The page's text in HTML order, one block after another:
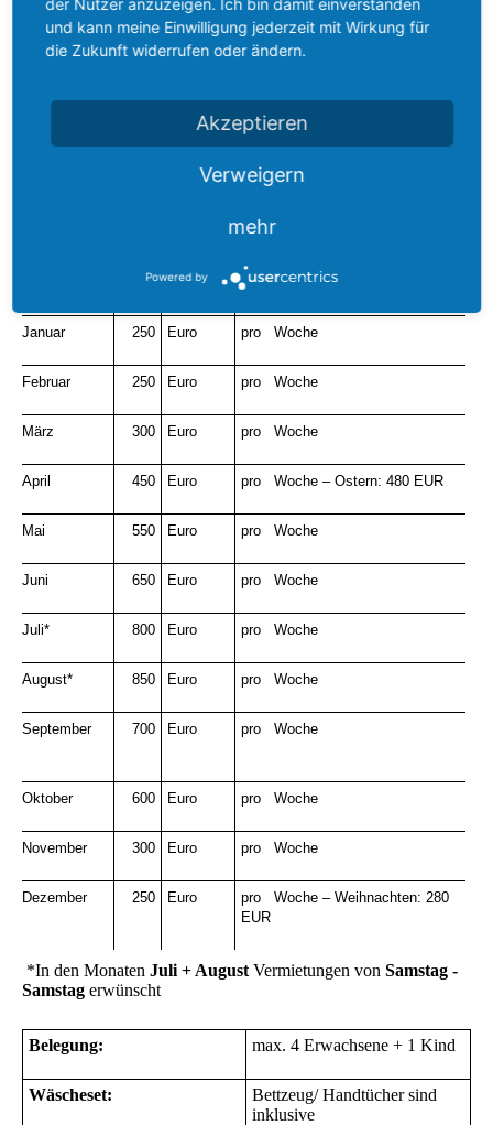
und Einkaufsmöglichkeiten,
Restaurants und Bars können
bequem zu Fuß erreicht werden.
ca. 800 m entfernt und kann
aufgesucht werden.
Preis Währung Art des Preises
Januar 250 Euro pro Woche
Februar 250 Euro pro Woche
März 300 Euro pro Woche
April 450 Euro pro Woche – Ostern: 480 EUR
Mai 550 Euro pro Woche
Juni 650 Euro pro Woche
Juli* 800 Euro pro Woche
August* 850 Euro pro Woche
September 700 Euro pro Woche
Oktober 600 Euro pro Woche
November 300 Euro pro Woche
Dezember 250 Euro
pro Woche – Weihnachten: 280
EUR
*In den Monaten Juli + August Vermietungen von Samstag -
Samstag erwünscht
Belegung: max. 4 Erwachsene + 1 Kind
Wäscheset:
Bettzeug/ Handtücher sind
inklusive
der Nutzer anzuzeigen. Ich bin damit einverstanden
und kann meine Einwilligung jederzeit mit Wirkung für
die Zukunft widerrufen oder ändern.
Akzeptieren
Verweigern
mehr
Powered by